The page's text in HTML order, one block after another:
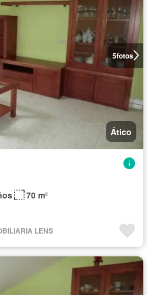
5fotos
Ático
70 m²
LENS